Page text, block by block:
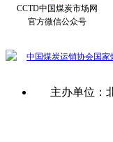
CCTD中国煤炭市场网
官方微信公众号
中国煤炭运销协会国家
主办单位：